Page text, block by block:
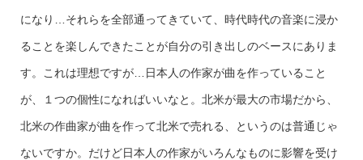
になり…それらを全部通ってきていて、時代時代の音楽に浸か
ることを楽しんできたことが自分の引き出しのベースにありま
す。これは理想ですが…日本人の作家が曲を作っていること
が、１つの個性になればいいなと。北米が最大の市場だから、
北米の作曲家が曲を作って北米で売れる、というのは普通じゃ
ないですか。だけど日本人の作家がいろんなものに影響を受け